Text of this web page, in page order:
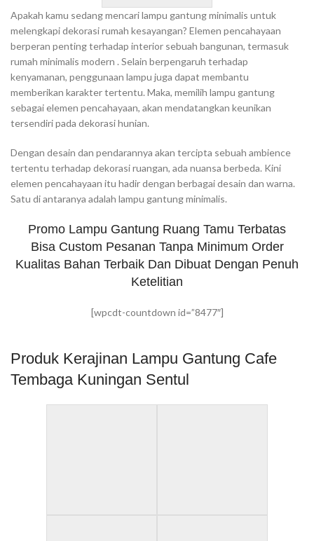
Apakah kamu sedang mencari lampu gantung minimalis untuk
melengkapi dekorasi rumah kesayangan? Elemen pencahayaan
berperan penting terhadap interior sebuah bangunan, termasuk
rumah minimalis modern . Selain berpengaruh terhadap
kenyamanan, penggunaan lampu juga dapat membantu
memberikan karakter tertentu. Maka, memilih lampu gantung
sebagai elemen pencahayaan, akan mendatangkan keunikan
tersendiri pada dekorasi hunian.
Dengan desain dan pendarannya akan tercipta sebuah ambience
tertentu terhadap dekorasi ruangan, ada nuansa berbeda. Kini
elemen pencahayaan itu hadir dengan berbagai desain dan warna.
Satu di antaranya adalah lampu gantung minimalis.
Promo Lampu Gantung Ruang Tamu Terbatas
Bisa Custom Pesanan Tanpa Minimum Order
Kualitas Bahan Terbaik Dan Dibuat Dengan Penuh
Ketelitian
[wpcdt-countdown id=”8477″]
Produk Kerajinan Lampu Gantung Cafe
Tembaga Kuningan Sentul